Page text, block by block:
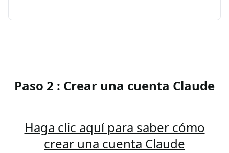
Paso 2 : Crear una cuenta Claude
Haga clic aquí para saber cómo
crear una cuenta Claude